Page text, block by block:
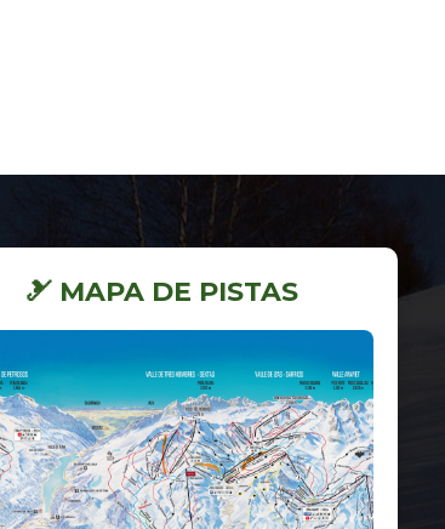
🎿 MAPA DE PISTAS